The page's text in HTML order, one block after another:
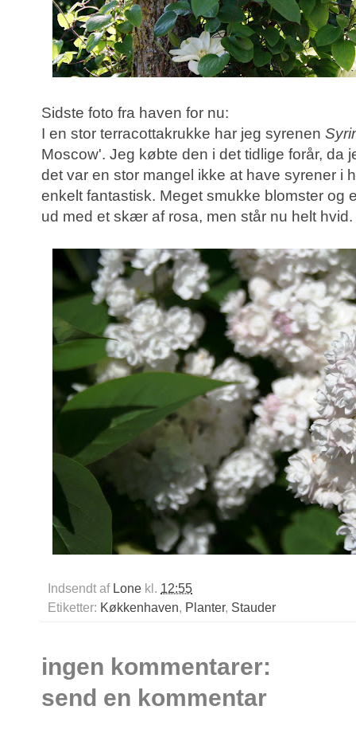
Sidste foto fra haven for nu:
I en stor terracottakrukke har jeg syrenen
Moscow'. Jeg købte den i det tidlige forår, da
det var en stor mangel ikke at have syrener i
enkelt fantastisk. Meget smukke blomster og
ud med et skær af rosa, men står nu helt hvid.
Indsendt af Lone kl. 12:55
Etiketter: Køkkenhaven, Planter, Stauder
ingen kommentarer:
send en kommentar